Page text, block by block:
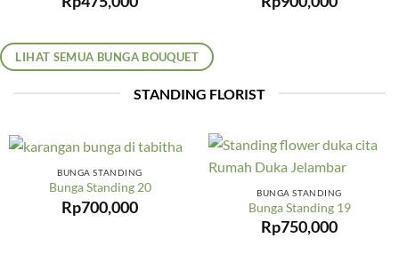
LIHAT SEMUA BUNGA BOUQUET
STANDING FLORIST
BUNGA STANDING
Bunga Standing 20
Rp700,000
BUNGA STANDING
Bunga Standing 19
Rp750,000